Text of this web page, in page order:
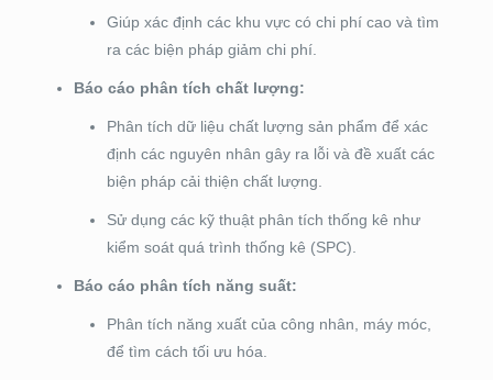
Giúp xác định các khu vực có chi phí cao và tìm
ra các biện pháp giảm chi phí.
Báo cáo phân tích chất lượng:
Phân tích dữ liệu chất lượng sản phẩm để xác
định các nguyên nhân gây ra lỗi và đề xuất các
biện pháp cải thiện chất lượng.
Sử dụng các kỹ thuật phân tích thống kê như
kiểm soát quá trình thống kê (SPC).
Báo cáo phân tích năng suất:
Phân tích năng xuất của công nhân, máy móc,
để tìm cách tối ưu hóa.